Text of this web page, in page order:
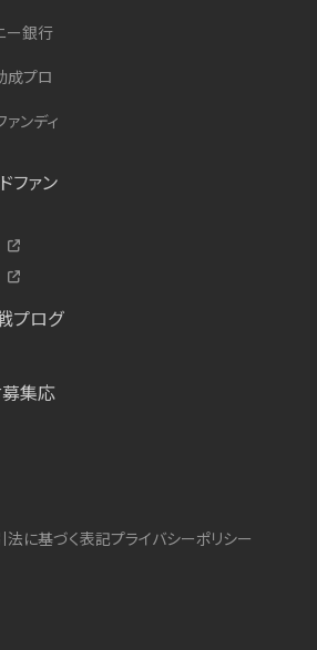
ー銀行
成プロ
ァンディ
ファン
プログ
集応
法に基づく表記プライバシーポリシー